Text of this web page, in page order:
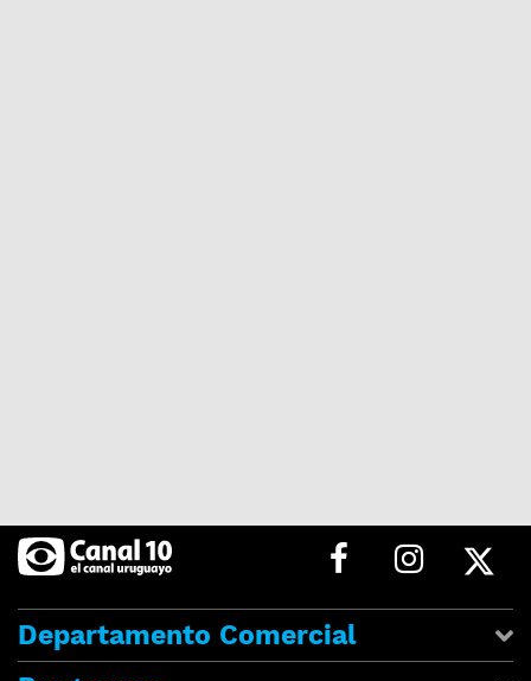
Departamento Comercial